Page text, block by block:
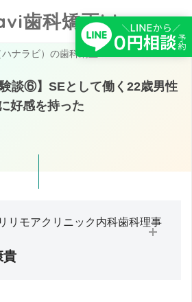
歯科矯正blog
ビ）の歯科矯正に関する記事一覧
談⑥】SEとして働く22歳男性
好感を持った
リモアクリニック内科歯科理事
貴
クリニックへ相談する